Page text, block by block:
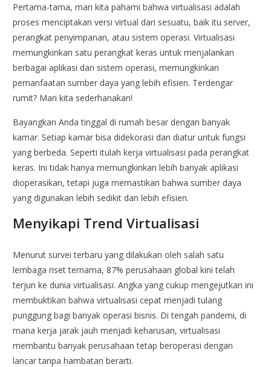
Pertama-tama, mari kita pahami bahwa virtualisasi adalah
proses menciptakan versi virtual dari sesuatu, baik itu server,
perangkat penyimpanan, atau sistem operasi. Virtualisasi
memungkinkan satu perangkat keras untuk menjalankan
berbagai aplikasi dan sistem operasi, memungkinkan
pemanfaatan sumber daya yang lebih efisien. Terdengar
rumit? Mari kita sederhanakan!
Bayangkan Anda tinggal di rumah besar dengan banyak
kamar. Setiap kamar bisa didekorasi dan diatur untuk fungsi
yang berbeda. Seperti itulah kerja virtualisasi pada perangkat
keras. Ini tidak hanya memungkinkan lebih banyak aplikasi
dioperasikan, tetapi juga memastikan bahwa sumber daya
yang digunakan lebih sedikit dan lebih efisien.
Menyikapi Trend Virtualisasi
Menurut survei terbaru yang dilakukan oleh salah satu
lembaga riset ternama, 87% perusahaan global kini telah
terjun ke dunia virtualisasi. Angka yang cukup mengejutkan ini
membuktikan bahwa virtualisasi cepat menjadi tulang
punggung bagi banyak operasi bisnis. Di tengah pandemi, di
mana kerja jarak jauh menjadi keharusan, virtualisasi
membantu banyak perusahaan tetap beroperasi dengan
lancar tanpa hambatan berarti.